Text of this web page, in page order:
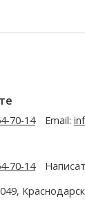
70-14 Email:
70-14